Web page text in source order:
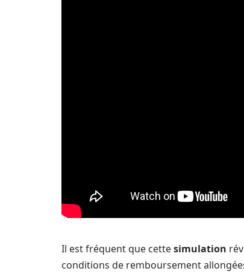
Il est fréquent que cettesimulation
conditions de remboursement